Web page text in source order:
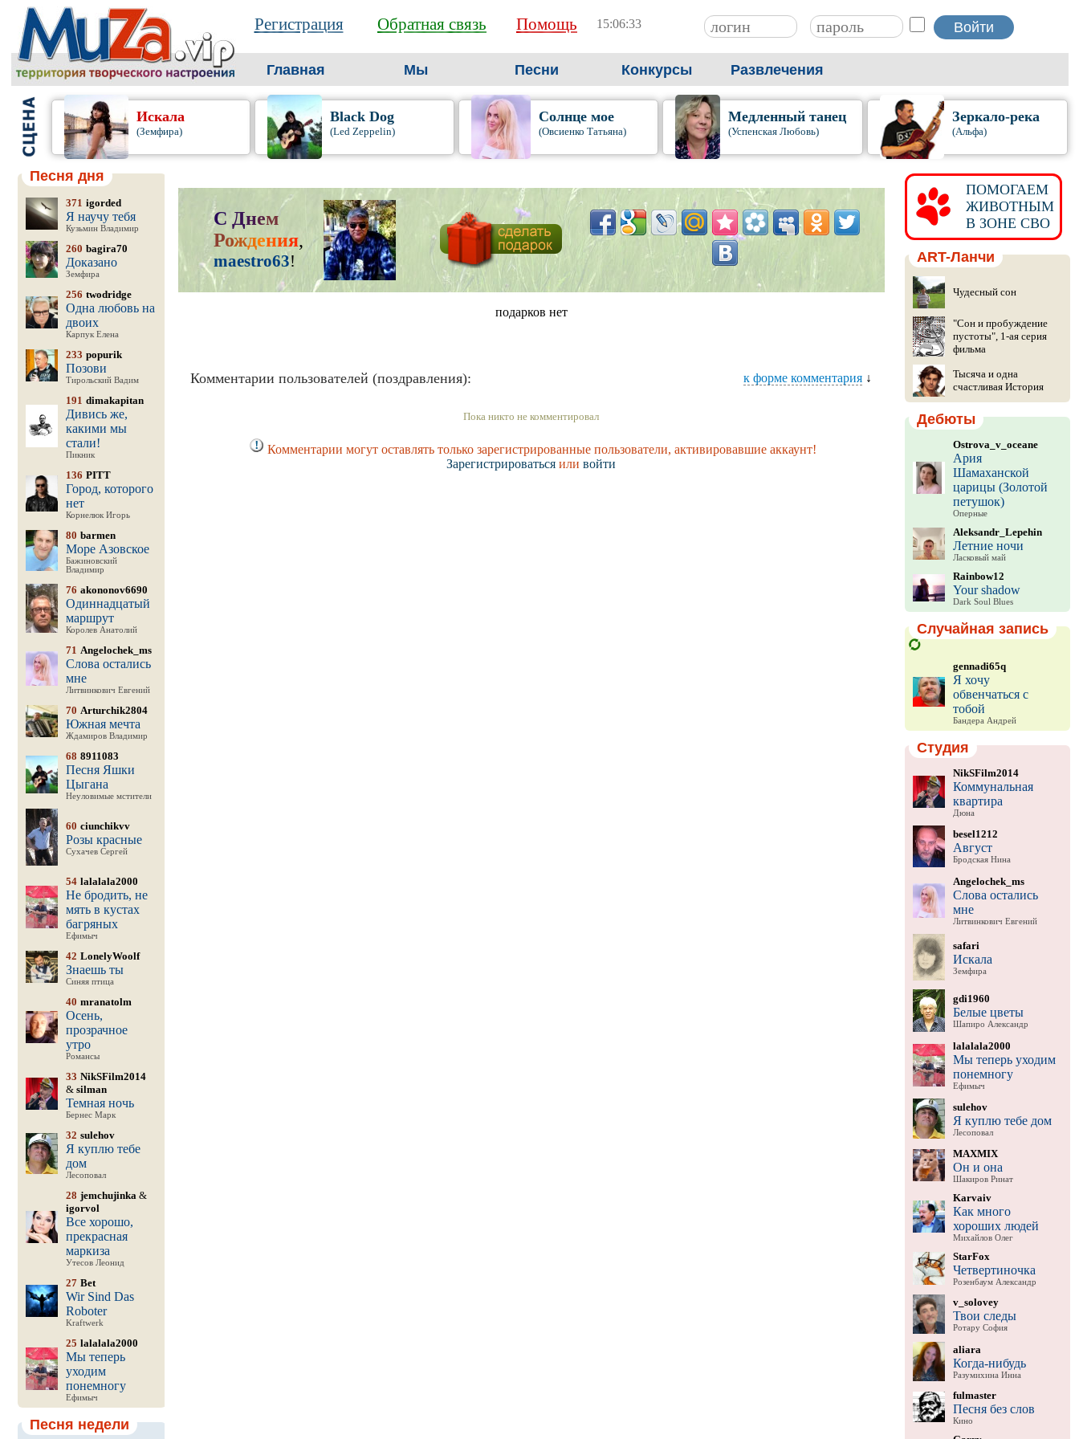
Регистрация Обратная связь Помощь 15:06:34
Главная Мы Песни Конкурсы Развлечения
Искала
(Земфира)
Black Dog
(Led Zeppelin)
Солнце мое
(Овсиенко Татьяна)
Медленный танец
(Успенская Любовь)
Зеркало-река
(Альфа)
Песня дня
371 igorded
Я научу тебя
Кузьмин Владимир
260 bagira70
Доказано
Земфира
256 twodridge
Одна любовь на
двоих
Карпук Елена
233 popurik
Позови
Тирольский Вадим
191 dimakapitan
Дивись же,
какими мы
стали!
Пикник
136 PITT
Город, которого
нет
Корнелюк Игорь
80 barmen
Море Азовское
Бажиновский
Владимир
76 akononov6690
Одиннадцатый
маршрут
Королев Анатолий
71 Angelochek_ms
Слова остались
мне
Литвинкович Евгений
70 Arturchik2804
Южная мечта
Ждамиров Владимир
68 8911083
Песня Яшки
Цыгана
Неуловимые мстители
60 ciunchikvv
Розы красные
Сухачев Сергей
54 lalalala2000
Не бродить, не
мять в кустах
багряных
Ефимыч
42 LonelyWoolf
Знаешь ты
Синяя птица
40 mranatolm
Осень,
прозрачное
утро
Романсы
33 NikSFilm2014
& silman
Темная ночь
Бернес Марк
32 sulehov
Я куплю тебе
дом
Лесоповал
28 jemchujinka&
igorvol
Все хорошо,
прекрасная
маркиза
Утесов Леонид
27 Bet
Wir Sind Das
Roboter
Kraftwerk
25 lalalala2000
Мы теперь
уходим
понемногу
Ефимыч
Песня недели
С Днем
Рождения,
maestro63!
подарков нет
Комментарии пользователей (поздравления): к форме комментария ↓
Пока никто не комментировал
Комментарии могут оставлять только зарегистрированные пользователи, активировавшие аккаунт!
Зарегистрироваться или войти
ПОМОГАЕМ
ЖИВОТНЫМ
В ЗОНЕ СВО
ART-Ланчи
Чудесный сон
"Сон и пробуждение
пустоты", 1-ая серия
фильма
Тысяча и одна
счастливая История
Дебюты
Ostrova_v_oceane
Ария
Шамаханской
царицы (Золотой
петушок)
Оперные
Aleksandr_Lepehin
Летние ночи
Ласковый май
Rainbow12
Your shadow
Dark Soul Blues
Случайная запись
gennadi65q
Я хочу
обвенчаться с
тобой
Бандера Андрей
Студия
NikSFilm2014
Коммунальная
квартира
Дюна
besel1212
Август
Бродская Нина
Angelochek_ms
Слова остались
мне
Литвинкович Евгений
safari
Искала
Земфира
gdi1960
Белые цветы
Шапиро Александр
lalalala2000
Мы теперь уходим
понемногу
Ефимыч
sulehov
Я куплю тебе дом
Лесоповал
MAXMIX
Он и она
Шакиров Ринат
Karvaiv
Как много
хороших людей
Михайлов Олег
StarFox
Четвертиночка
Розенбаум Александр
v_solovey
Твои следы
Ротару София
aliara
Когда-нибудь
Разумихина Инна
fulmaster
Песня без слов
Кино